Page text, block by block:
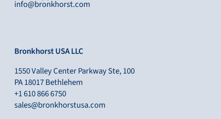
info@bronkhorst.com
Bronkhorst USA LLC
1550 Valley Center Parkway Ste, 100
PA 18017 Bethlehem
+1 610 866 6750
sales@bronkhorstusa.com